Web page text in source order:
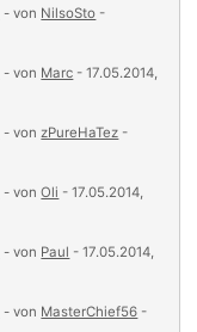
- von NilsoSto -
- von Marc - 17.05.2014,
- vonzPureHaTez -
- vonOli - 17.05.2014,
- von Paul - 17.05.2014,
- von MasterChief56 -